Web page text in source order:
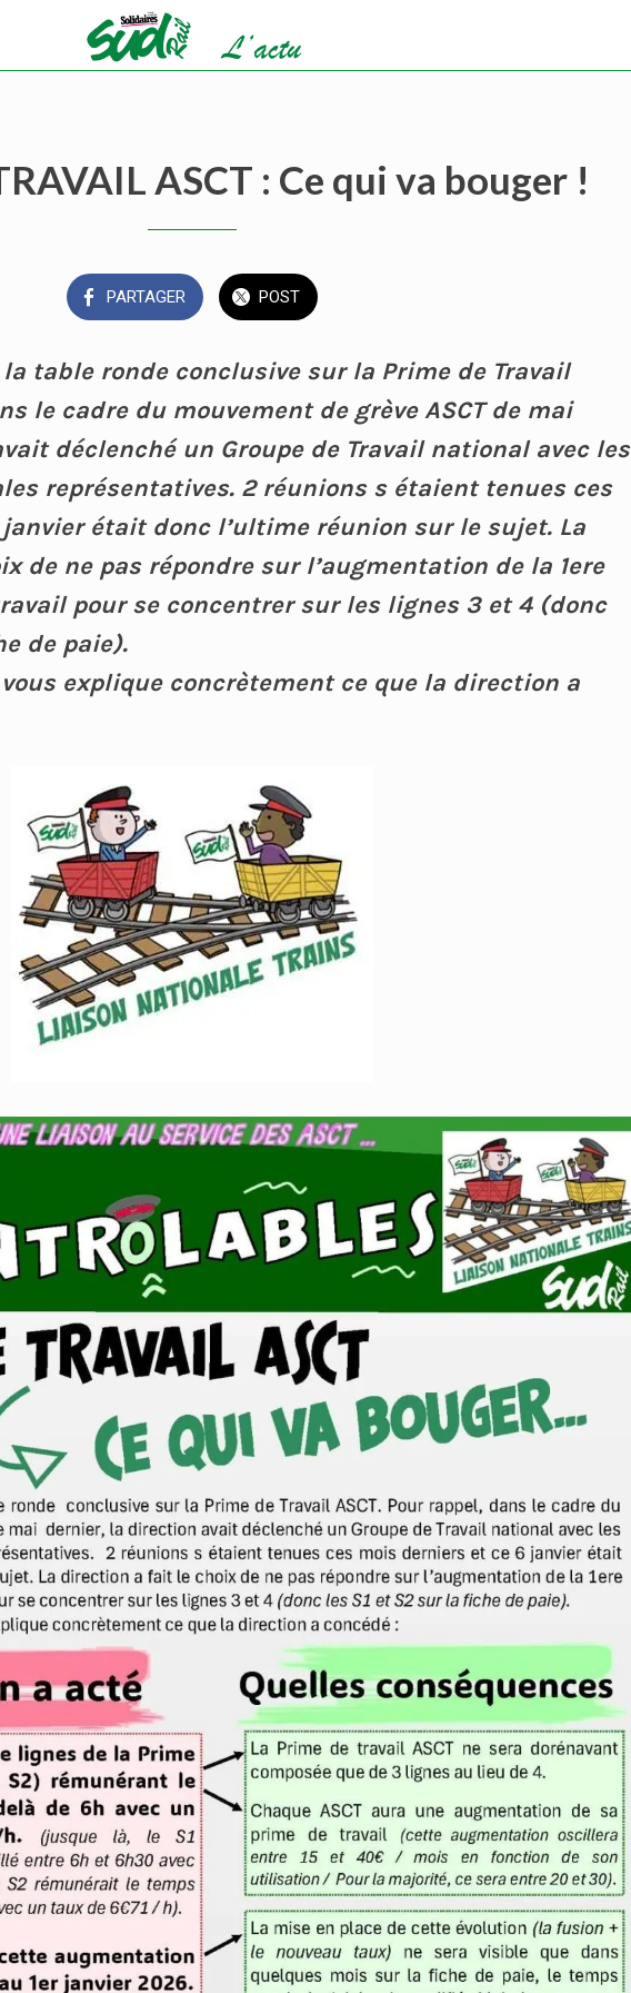
ASCT : Ce qui va bouger !
PARTAGER POST
table ronde conclusive sur la Prime de Travail
le cadre du mouvement de grève ASCT de mai
déclenché un Groupe de Travail national avec les
représentatives. 2 réunions s étaient tenues ces
était donc l’ultime réunion sur le sujet. La
de ne pas répondre sur l’augmentation de la 1ere
pour se concentrer sur les lignes 3 et 4 (donc
de paie).
vous explique concrètement ce que la direction a